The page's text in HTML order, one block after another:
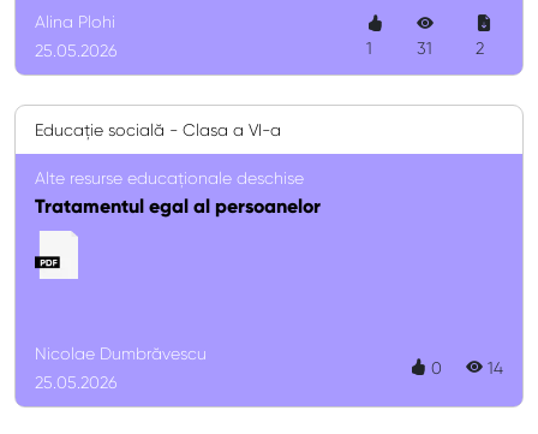
Alina Plohi
25.05.2026
1 31 2
Educație socială - Clasa a VI-a
Alte resurse educaționale deschise
Tratamentul egal al persoanelor
Nicolae Dumbrăvescu
25.05.2026
0 14